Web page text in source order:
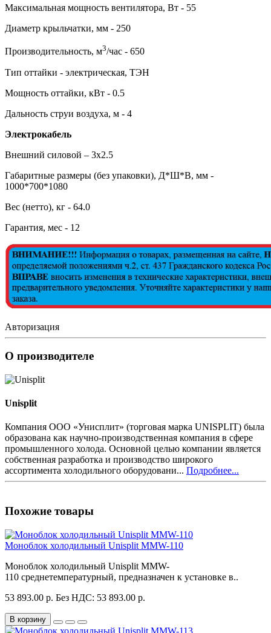
Максимальная мощность вентилятора, Вт - 55
Диаметр крыльчатки, мм - 250
Производительность, м3/час - 650
Тип оттайки - электрическая, ТЭН
Мощность оттайки, кВт - 0.5
Дальность струи воздуха, м - 4
Электрокабель
Внешний силовой – 3х2.5
Габаритные размеры (без упаковки), Д*Ш*В, мм -
1000*700*1080
Вес (нетто), кг - 64.0
Гарантия, мес - 12
Авторизация
О производителе
Unisplit
Компания ООО «Унисплит» (торговая марка UNISPLIT) была
образована как научно-производственная компания в сфере
промышленного холода. Основной целью компании является
собственная разработка и производство широкого
ассортимента холодильного оборудовани... Подробнее...
Похожие товары
Моноблок холодильный Unisplit MMW-110
Моноблок холодильный Unisplit MMW-
110 среднетемпературный, предназначен к установке в..
53 893.00 р. Без НДС: 53 893.00 р.
В корзину